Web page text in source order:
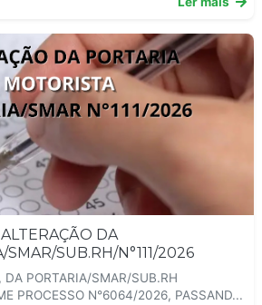
ALTERAÇÃO DA
SMAR/SUB.RH/N°111/2026
DA PORTARIA/SMAR/SUB.RH
PROCESSO N°6064/2026, PASSAND...